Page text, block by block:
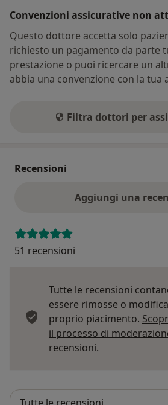
Convenzioni assicurative non
Questo dottore accetta solo
richiesto un pagamento da parte
prestazione o puoi ricercare un
abbia una convenzione con la tua
Filtra dottori per
Recensioni
Aggiungi una
51 recensioni
Tutte le recensioni
essere rimosse o
proprio piacimento.
il processo di
recensioni.